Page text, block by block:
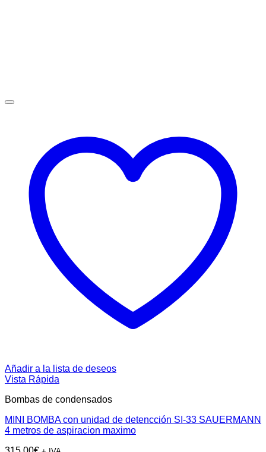
Añadir a la lista de deseos
Vista Rápida
Bombas de condensados
MINI BOMBA con unidad de detencción SI-33 SAUERMANN
4 metros de aspiracion maximo